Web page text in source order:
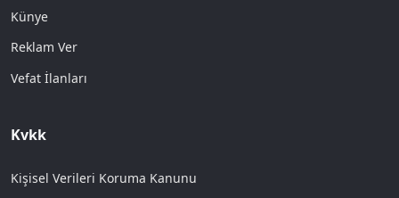
Künye
Reklam Ver
Vefat İlanları
Kvkk
Kişisel Verileri Koruma Kanunu